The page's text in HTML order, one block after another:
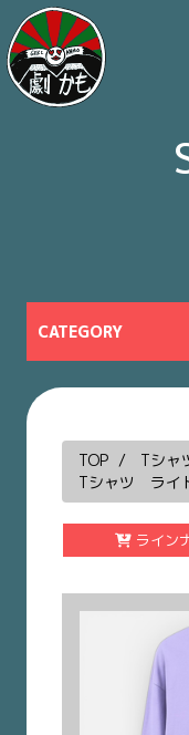
CATEGORY
TOP Tシャ
Tシャツ ライ
ライン